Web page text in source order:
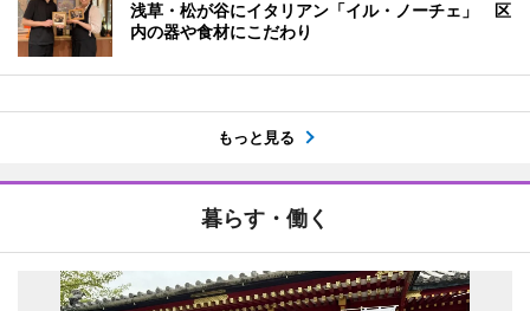
浅草・松が谷にイタリアン「イル・ノーチェ」 区
内の器や食材にこだわり
もっと見る
暮らす・働く